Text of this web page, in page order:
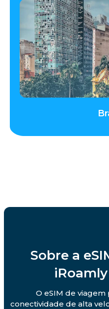
Sobre a
O eSIM de
conectividade de alta